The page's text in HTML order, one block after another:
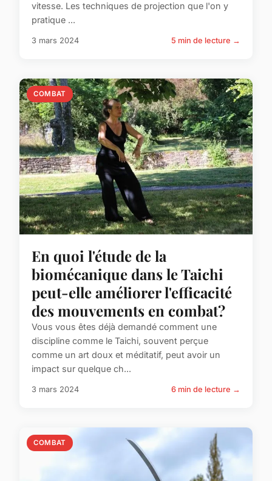
vitesse. Les techniques de projection que l'on y
pratique ...
3 mars 2024 5 min de lecture →
COMBAT
En quoi l'étude de la
biomécanique dans le Taichi
peut-elle améliorer l'efficacité
des mouvements en combat?
Vous vous êtes déjà demandé comment une
discipline comme le Taichi, souvent perçue
comme un art doux et méditatif, peut avoir un
impact sur quelque ch...
3 mars 2024 6 min de lecture →
COMBAT